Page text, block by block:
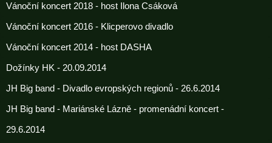
Vánoční koncert 2018 - host Ilona Csáková
Vánoční koncert 2016 - Klicperovo divadlo
Vánoční koncert 2014 - host DASHA
Dožínky HK - 20.09.2014
JH Big band - Divadlo evropských regionů - 26.6.2014
JH Big band - Mariánské Lázně - promenádní koncert -
29.6.2014